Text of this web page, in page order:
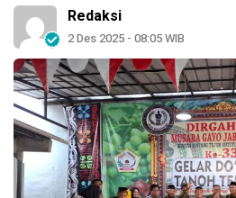
Redaksi
2 Des 2025 - 08:05 WIB